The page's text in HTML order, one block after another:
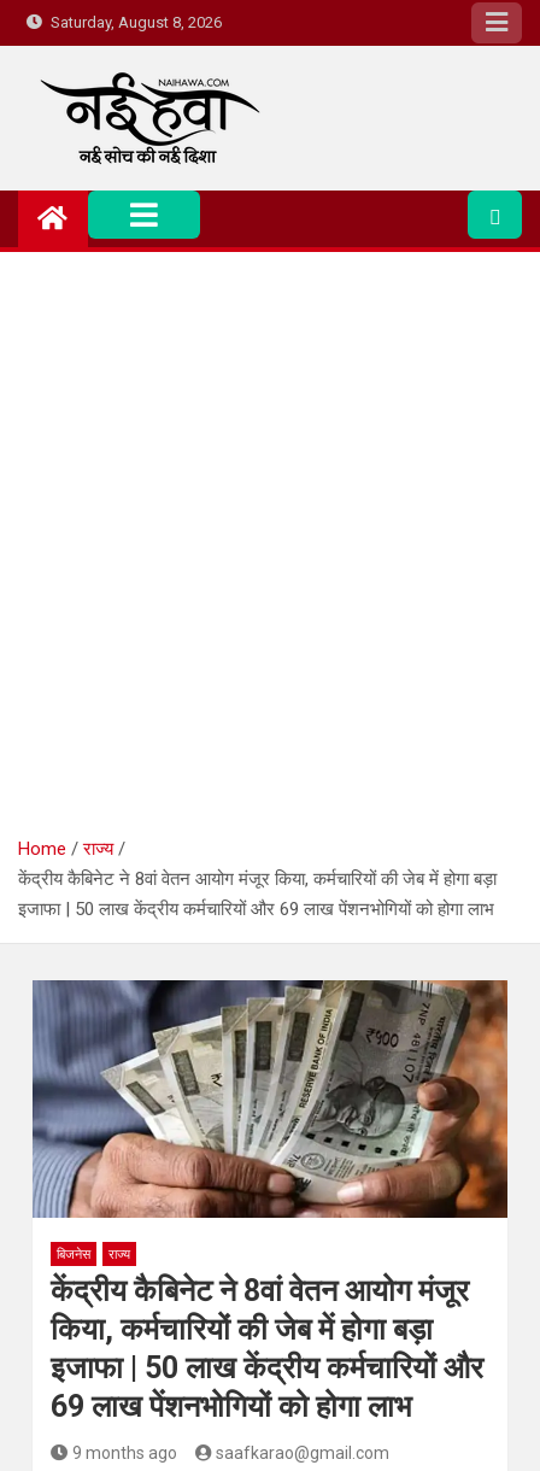
Saturday, August 8, 2026
Nai Hawa
Home
राज्य
केंद्रीय कैबिनेट ने 8वां वेतन आयोग मंजूर किया, कर्मचारियों की जेब में होगा बड़ा
इजाफा | 50 लाख केंद्रीय कर्मचारियों और 69 लाख पेंशनभोगियों को होगा लाभ
बिजनेस राज्य
केंद्रीय कैबिनेट ने 8वां वेतन आयोग मंजूर
किया, कर्मचारियों की जेब में होगा बड़ा
इजाफा | 50 लाख केंद्रीय कर्मचारियों और
69 लाख पेंशनभोगियों को होगा लाभ
9 months ago saafkarao@gmail.com